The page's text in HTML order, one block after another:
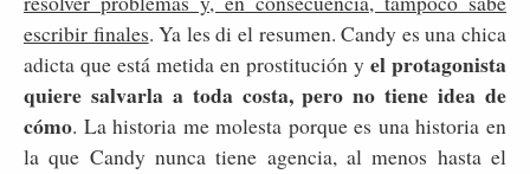
escribir finales. Ya les di el resumen. Candy es una chica
adicta que está metida en prostitución y el protagonista
quiere salvarla a toda costa, pero no tiene idea de
cómo. La historia me molesta porque es una historia en
la que Candy nunca tiene agencia, al menos hasta el